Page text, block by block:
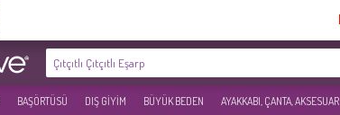
BAŞÖRTÜSÜ DIŞ GİYİM BÜYÜK BEDEN AYAKKABI, ÇANTA, AKSESUAR